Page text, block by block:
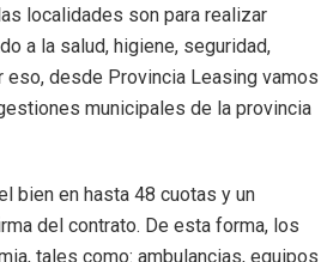
localidades son para realizar
a la salud, higiene, seguridad,
eso, desde Provincia Leasing vamos
municipales de la provincia
bien en hasta 48 cuotas y un
del contrato. De esta forma, los
tales como: ambulancias, equipos